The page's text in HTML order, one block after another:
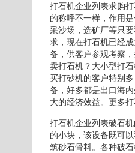
打石机企业列表求购
的称呼不一样，作用
采沙场，选矿厂等只
求，现在打石机已经
备，供客户参观考察
卖打石机？大小型打
买打砂机的客户特别
备，好多都是出口海
大的经济效益。更多打
打石机企业列表破石
的小块，该设备既可
筑砂石骨料。各种破